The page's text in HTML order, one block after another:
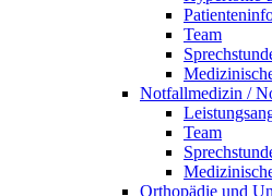
Team
Notfallmedizin /
Team
Orthopädie und